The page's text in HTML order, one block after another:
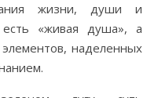
жизни, души и
есть «живая душа», а
наделенных